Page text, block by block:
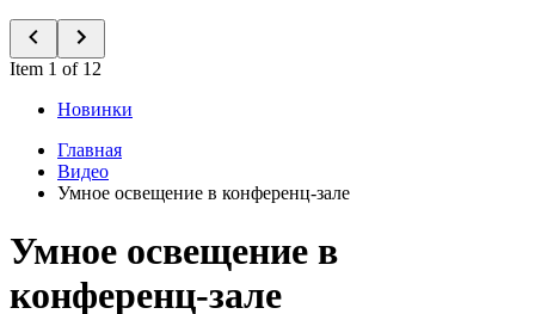
Item 1 of 12
Новинки
Главная
Видео
Умное освещение в конференц-зале
Умное освещение в
конференц-зале